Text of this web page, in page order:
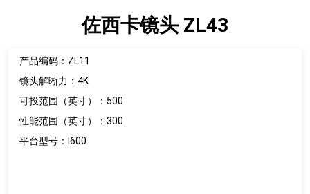
佐西卡镜头 ZL43
产品编码：ZL11
镜头解晰力：4K
可投范围（英寸）：500
性能范围（英寸）：300
平台型号：I600